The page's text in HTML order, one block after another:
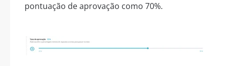
pontuação de aprovação como 70%.